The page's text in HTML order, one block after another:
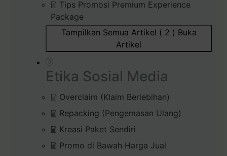
Tips Promosi Premium Experience
Package
Tampilkan Semua Artikel ( 2 ) Buka
Artikel
Etika Sosial Media
Overclaim (Klaim Berlebihan)
Repacking (Pengemasan Ulang)
Kreasi Paket Sendiri
Promo di Bawah Harga Jual